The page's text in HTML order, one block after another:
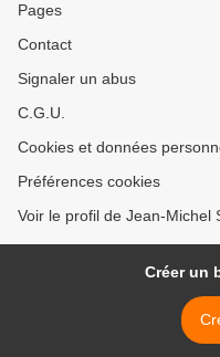
Pages
Contact
Signaler un abus
C.G.U.
Cookies et données
Préférences cookies
Voir le profil de Jean-Michel
Créer un